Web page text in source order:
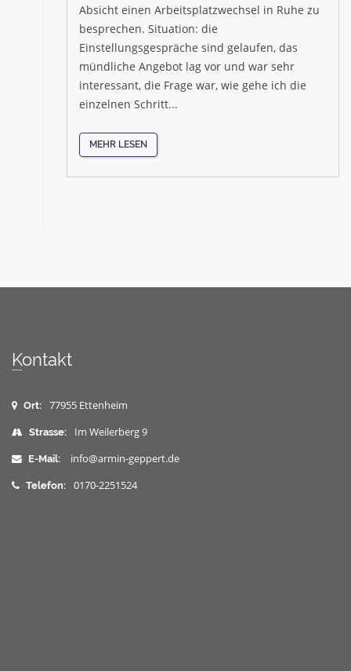
Absicht einen Arbeitsplatzwechsel in Ruhe zu
besprechen. Situation: die
Einstellungsgespräche sind gelaufen, das
mündliche Angebot lag vor und war sehr
interessant, die Frage war, wie gehe ich die
einzelnen Schritt...
MEHR LESEN
Kontakt
Ort: 77955 Ettenheim
Strasse: Im Weilerberg 9
E-Mail: info@armin-geppert.de
Telefon: 0170-2251524